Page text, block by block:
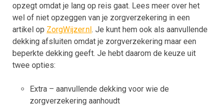
opzegt omdat je lang op reis gaat. Lees meer over het
wel of niet opzeggen van je zorgverzekering in een
artikel op ZorgWijzer.nl. Je kunt hem ook als aanvullende
dekking afsluiten omdat je zorgverzekering maar een
beperkte dekking geeft. Je hebt daarom de keuze uit
twee opties:
Extra – aanvullende dekking voor wie de
zorgverzekering aanhoudt